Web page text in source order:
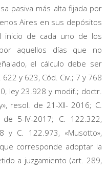
pasiva más alta fijada por
Aires en sus depósitos
inicio de cada uno de los
aquellos días que no
el cálculo debe ser
y 623, Cód. Civ.; 7 y 768
ley 23.928 y modif.; doctr.
resol. de 21-XII- 2016; C.
de 5-IV-2017; C. 122.322,
y C. 122.973, «Musotto»,
corresponde adoptar la
a juzgamiento (art. 289,